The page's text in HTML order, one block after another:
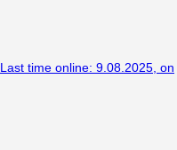
Last time online: 9.08.2025 on